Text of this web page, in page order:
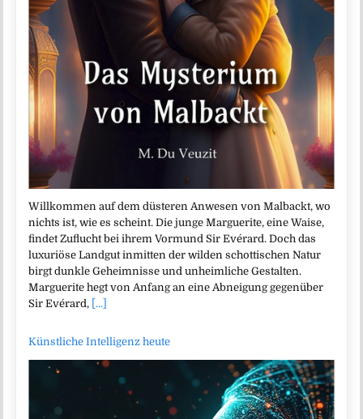
Willkommen auf dem düsteren Anwesen von Malbackt, wo
nichts ist, wie es scheint. Die junge Marguerite, eine Waise,
findet Zuflucht bei ihrem Vormund Sir Evérard. Doch das
luxuriöse Landgut inmitten der wilden schottischen Natur
birgt dunkle Geheimnisse und unheimliche Gestalten.
Marguerite hegt von Anfang an eine Abneigung gegenüber
Sir Evérard, [...]
Künstliche Intelligenz heute